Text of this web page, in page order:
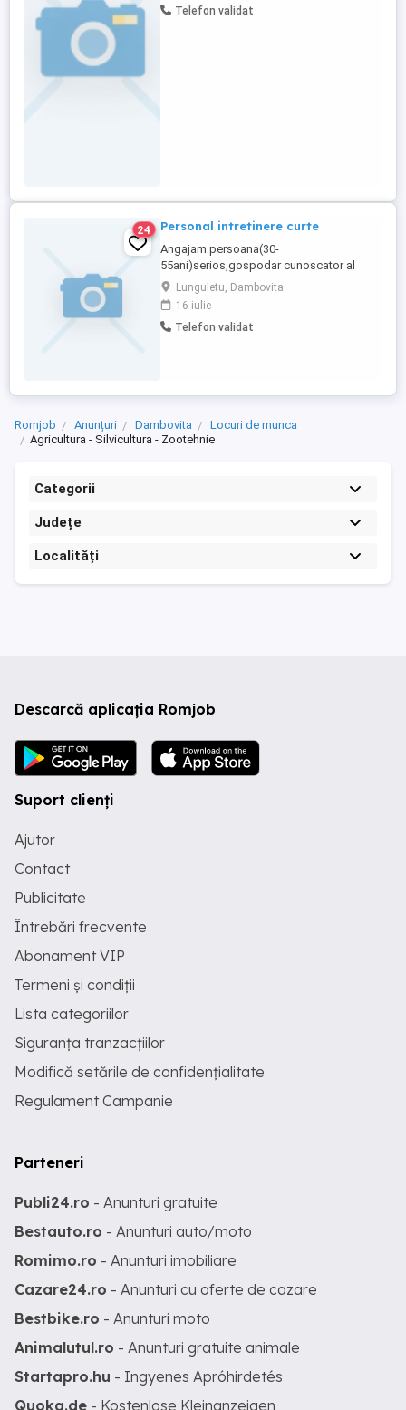
Telefon validat
24 Personal intretinere curte
Angajam persoana(30-
55ani)serios,gospodar cunoscator al
utilajelor drujba,motocoasa,masina
gazon.ingrijire ponei,pasari.se asigura
cazare,bucatarie,baie etc..salariu
corespunzator..informatii numai
Lunguletu, Dambovita
16 iulie
Telefon validat
Romjob Anunțuri Dambovita
Locuri de munca
Agricultura - Silvicultura - Zootehnie
Categorii
Județe
Localități
Descarcă aplicația Romjob
Suport clienți
Ajutor
Contact
Publicitate
Întrebări frecvente
Abonament VIP
Termeni și condiții
Lista categoriilor
Siguranța tranzacțiilor
Modifică setările de confidențialitate
Regulament Campanie
Parteneri
Publi24.ro - Anunturi gratuite
Bestauto.ro - Anunturi auto/moto
Romimo.ro - Anunturi imobiliare
Cazare24.ro - Anunturi cu oferte de cazare
Bestbike.ro - Anunturi moto
Animalutul.ro - Anunturi gratuite animale
Startapro.hu - Ingyenes Apróhirdetés
Quoka.de - Kostenlose Kleinanzeigen